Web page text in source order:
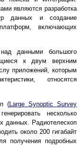
являются разработка
данных и создание
включающих
данными большого
к двум верхним
приложений, которым
относятся
(Large Synoptic Survey
несколько
данных. Радиотелескоп
около 200 гигабайт
получения подробных